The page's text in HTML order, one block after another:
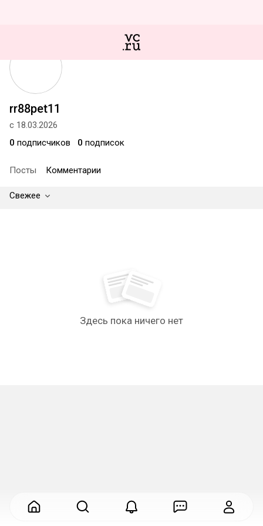
rr88pet11
с 18.03.2026
0 подписчиков 0 подписок
Посты Комментарии
Свежее
Здесь пока ничего нет